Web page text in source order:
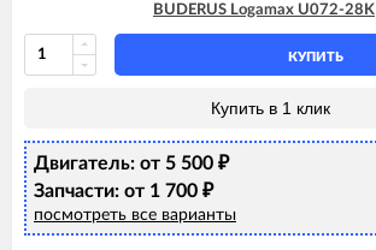
BUDERUS Logamax U072-28K
КУПИТЬ
Купить в 1 клик
Двигатель: от 5 500 ₽
Запчасти: от 1 700 ₽
посмотреть все варианты